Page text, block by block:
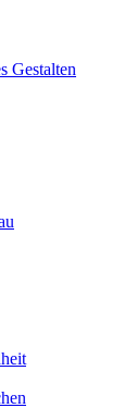
Gestalten